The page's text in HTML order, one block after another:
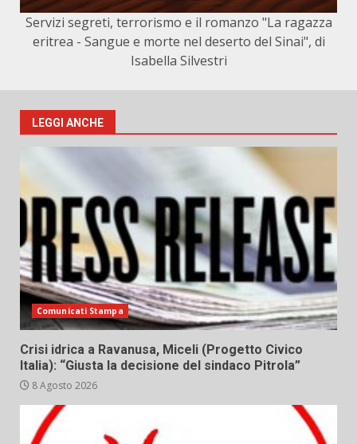
Servizi segreti, terrorismo e il romanzo "La ragazza
eritrea - Sangue e morte nel deserto del Sinai", di
Isabella Silvestri
LEGGI ANCHE
Comunicati Stampa
Crisi idrica a Ravanusa, Miceli (Progetto Civico
Italia): “Giusta la decisione del sindaco Pitrola”
8 Agosto 2026